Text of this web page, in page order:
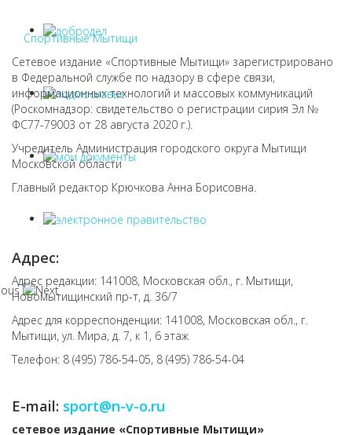
Спортивные Мытищи
Сетевое издание «Спортивные Мытищи» зарегистрировано
в Федеральной службе по надзору в сфере связи,
информационных технологий и массовых коммуникаций
(Роскомнадзор: свидетельство о регистрации сирия Эл №
ФС77-79003 от 28 августа 2020 г.).
Учредитель Администрация городского округа Мытищи
Московской области
Главный редактор Крючкова Анна Борисовна.
Адрес:
Адрес редакции: 141008, Московская обл., г. Мытищи,
Новомытищинский пр-т, д. 36/7
Адрес для корреспонденции: 141008, Московская обл., г.
Мытищи, ул. Мира, д. 7, к 1, 6 этаж
Телефон: 8 (495) 786-54-05, 8 (495) 786-54-04
E-mail: sport@n-v-o.ru
cетевое издание «Спортивные Мытищи»